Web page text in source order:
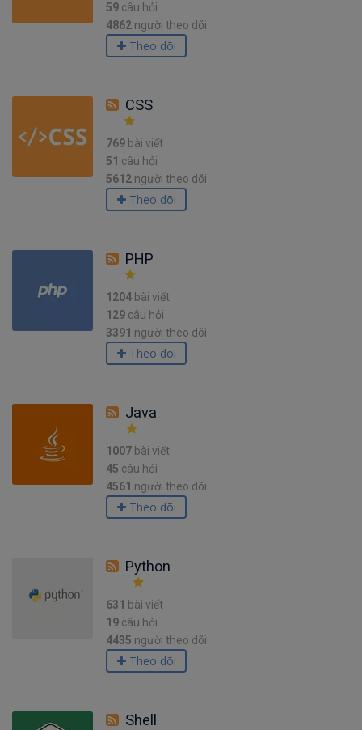
59 câu hỏi
4862 người theo dõi
Theo dõi
CSS
769 bài viết
51 câu hỏi
5612 người theo dõi
Theo dõi
PHP
1204 bài viết
129 câu hỏi
3391 người theo dõi
Theo dõi
Java
1007 bài viết
45 câu hỏi
4561 người theo dõi
Theo dõi
Python
631 bài viết
19 câu hỏi
4435 người theo dõi
Theo dõi
Shell